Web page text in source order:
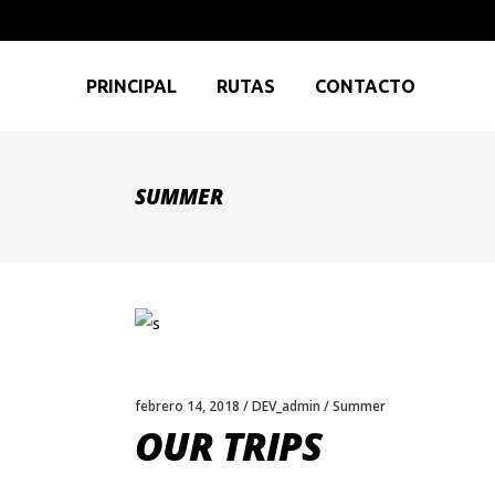
PRINCIPAL RUTAS CONTACTO
SUMMER
febrero 14, 2018 DEV_admin Summer
OUR TRIPS